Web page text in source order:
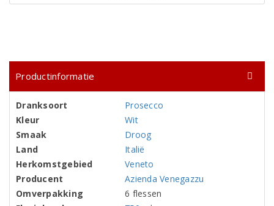
Productinformatie
Dranksoort
Prosecco
Kleur
Wit
Smaak
Droog
Land
Italië
Herkomstgebied
Veneto
Producent
Azienda Venegazzu
Omverpakking
6 flessen